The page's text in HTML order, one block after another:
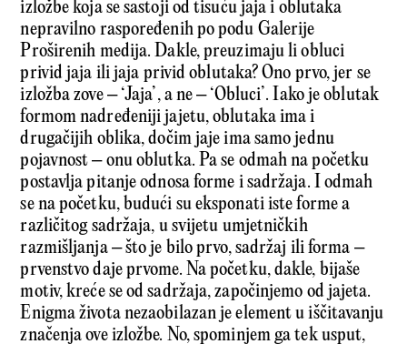
izložbe koja se sastoji od tisuću jaja i oblutaka
nepravilno raspoređenih po podu Galerije
Proširenih medija. Dakle, preuzimaju li obluci
privid jaja ili jaja privid oblutaka? Ono prvo, jer se
izložba zove – ‘Jaja’, a ne – ‘Obluci’. Iako je oblutak
formom nadređeniji jajetu, oblutaka ima i
drugačijih oblika, dočim jaje ima samo jednu
pojavnost – onu oblutka. Pa se odmah na početku
postavlja pitanje odnosa forme i sadržaja. I odmah
se na početku, budući su eksponati iste forme a
različitog sadržaja, u svijetu umjetničkih
razmišljanja – što je bilo prvo, sadržaj ili forma –
prvenstvo daje prvome. Na početku, dakle, bijaše
motiv, kreće se od sadržaja, započinjemo od jajeta.
Enigma života nezaobilazan je element u iščitavanju
značenja ove izložbe. No, spominjem ga tek usput,